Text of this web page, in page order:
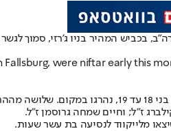
שבת לראשון) בשעה 1:00 לפנות בוקר, שעון
Fallsburg, were niftar early this
ז”ל; וחיים שמחה גרוסמן ז”ל.
מלייקווד לנסיעה בת עשר שעות.